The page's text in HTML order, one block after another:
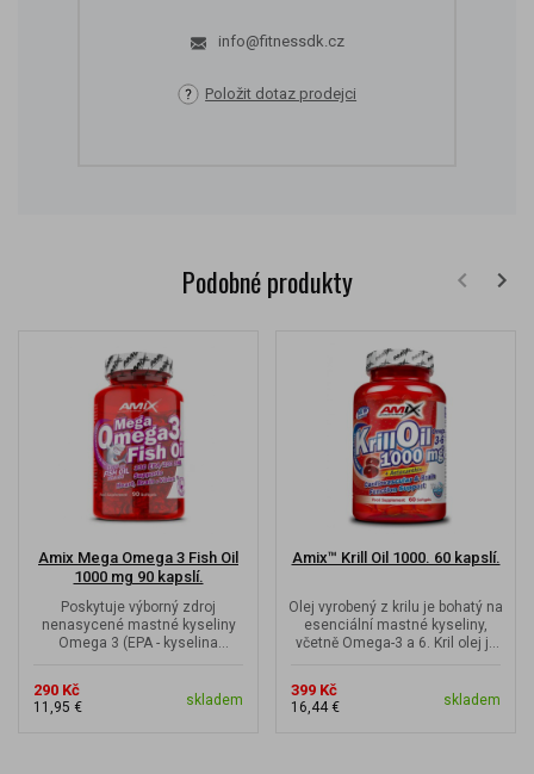
info@fitnessdk.cz
Položit dotaz prodejci
Podobné produkty
Amix Mega Omega 3 Fish Oil
1000 mg 90 kapslí.
Poskytuje výborný zdroj
nenasycené mastné kyseliny
Omega 3 (EPA - kyselina
290 Kč
11,95 € skladem
Amix™ Krill Oil 1000. 60 kapslí.
Olej vyrobený z krilu je bohatý na
esenciální mastné kyseliny,
včetně Omega-3 a 6. Kril olej je
399 Kč
16,44 € skladem